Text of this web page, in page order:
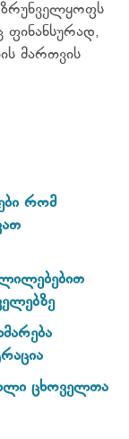
მართვის
რომ
ცხოველთა